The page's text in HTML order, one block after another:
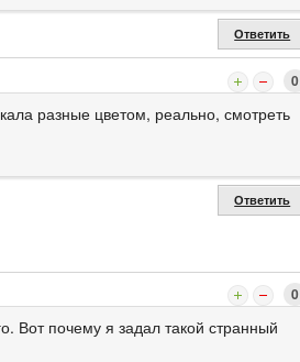
Ответить
0
разные цветом, реально, смотреть
Ответить
0
Вот почему я задал такой странный